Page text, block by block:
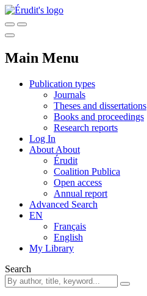
Main Menu
Publication types
Journals
Theses and dissertations
Books and proceedings
Research reports
Log In
About About
Érudit
Coalition Publica
Open access
Annual report
Advanced Search
EN
Français
English
My Library
Search